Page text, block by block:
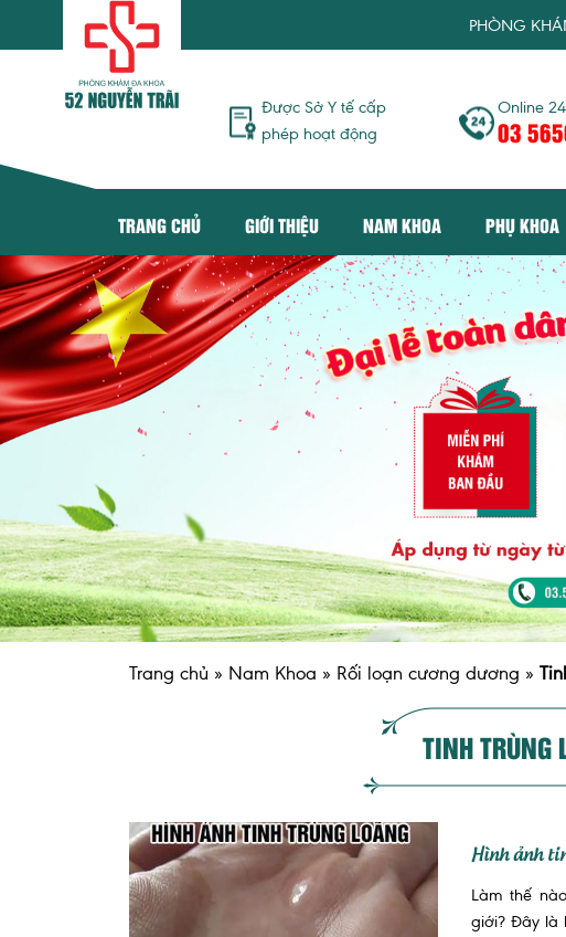
PHÒNG KHÁM ĐA
Được Sở Y tế cấp
phép hoạt động
Online
03
TRANG CHỦ GIỚI THIỆU NAM KHOA PHỤ KHOA
Trang chủ » Nam Khoa » Rối loạn cương dương »
TINH TRÙNG
Hình ảnh
Làm thế
giới? Đây là